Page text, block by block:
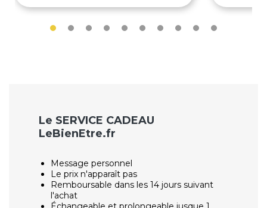
Le SERVICE CADEAU
LeBienEtre.fr
Message personnel
Le prix n'apparaît pas
Remboursable dans les 14 jours suivant
l'achat